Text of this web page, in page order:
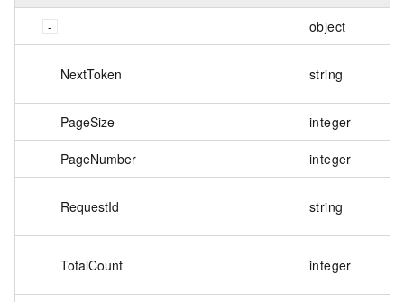
object
NextToken string
PageSize integer
PageNumber integer
RequestId string
TotalCount integer